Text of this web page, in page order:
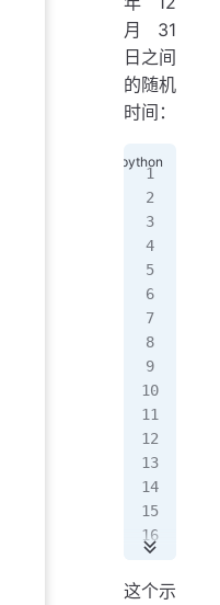
月31
日之间
的随机
时间：
这个示